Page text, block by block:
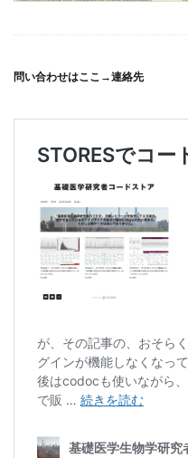
問い合わせはここ→連絡先